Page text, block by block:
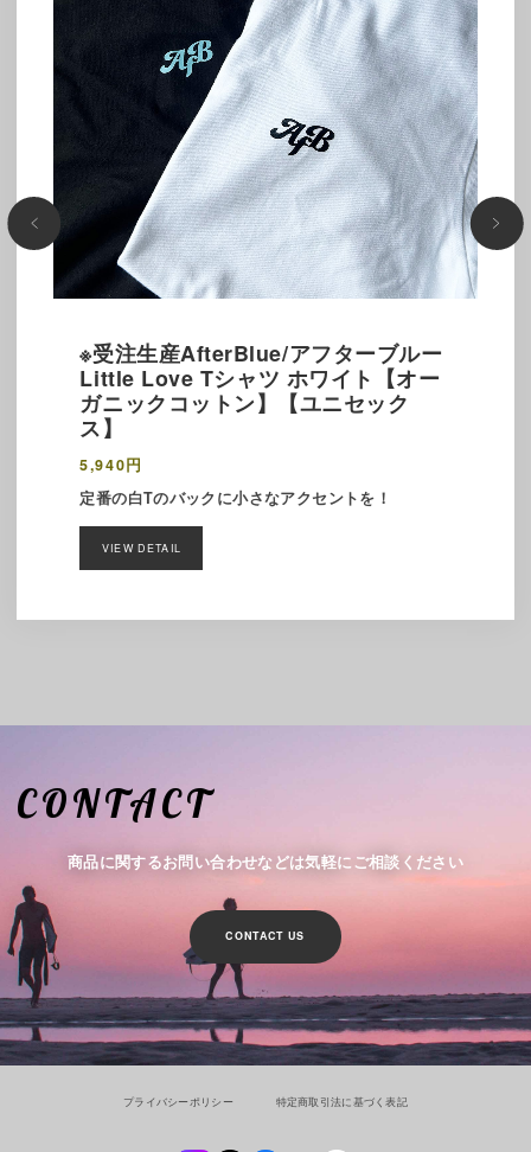
※受注生産AfterBlue/アフターブルー
Little Love Tシャツ ホワイト【オー
ガニックコットン】【ユニセック
ス】
5,940円
定番の白Tのバックに小さなアクセントを！
VIEW DETAIL
CONTACT
商品に関するお問い合わせなどは気軽にご相談ください
CONTACT US
プライバシーポリシー 特定商取引法に基づく表記